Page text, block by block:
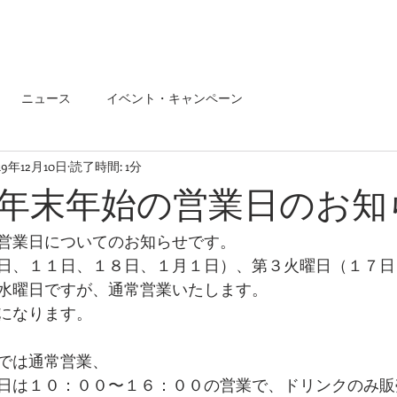
ニュース イベント・キャンペーン
末年始の営業日のお知
年12月10日 読了時間: 1分
業日についてのお知らせです。
、１１日、１８日、１月１日）、第３火曜日（１７日
曜日ですが、通常営業いたします。
なります。
は通常営業、
は１０：００〜１６：００の営業で、ドリンクのみ販